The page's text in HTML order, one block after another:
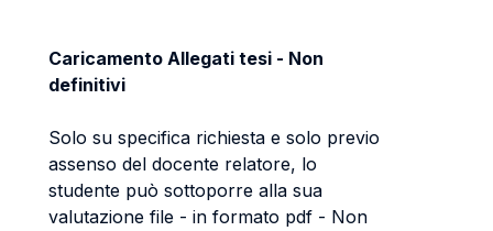
Caricamento Allegati tesi - Non
definitivi
Solo su specifica richiesta e solo previo
assenso del docente relatore, lo
studente può sottoporre alla sua
valutazione file - in formato pdf - Non